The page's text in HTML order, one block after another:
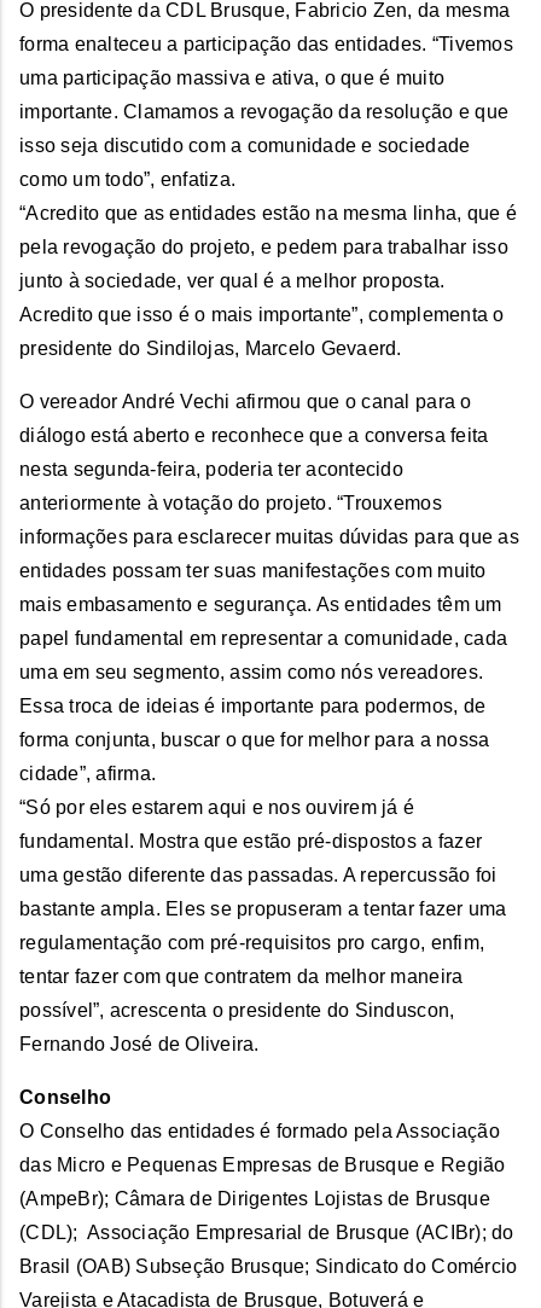
O presidente da CDL Brusque, Fabricio Zen, da mesma
forma enalteceu a participação das entidades. “Tivemos
uma participação massiva e ativa, o que é muito
importante. Clamamos a revogação da resolução e que
isso seja discutido com a comunidade e sociedade
como um todo”, enfatiza.
“Acredito que as entidades estão na mesma linha, que é
pela revogação do projeto, e pedem para trabalhar isso
junto à sociedade, ver qual é a melhor proposta.
Acredito que isso é o mais importante”, complementa o
presidente do Sindilojas, Marcelo Gevaerd.
O vereador André Vechi afirmou que o canal para o
diálogo está aberto e reconhece que a conversa feita
nesta segunda-feira, poderia ter acontecido
anteriormente à votação do projeto. “Trouxemos
informações para esclarecer muitas dúvidas para que as
entidades possam ter suas manifestações com muito
mais embasamento e segurança. As entidades têm um
papel fundamental em representar a comunidade, cada
uma em seu segmento, assim como nós vereadores.
Essa troca de ideias é importante para podermos, de
forma conjunta, buscar o que for melhor para a nossa
cidade”, afirma.
“Só por eles estarem aqui e nos ouvirem já é
fundamental. Mostra que estão pré-dispostos a fazer
uma gestão diferente das passadas. A repercussão foi
bastante ampla. Eles se propuseram a tentar fazer uma
regulamentação com pré-requisitos pro cargo, enfim,
tentar fazer com que contratem da melhor maneira
possível”, acrescenta o presidente do Sinduscon,
Fernando José de Oliveira.
Conselho
O Conselho das entidades é formado pela Associação
das Micro e Pequenas Empresas de Brusque e Região
(AmpeBr); Câmara de Dirigentes Lojistas de Brusque
(CDL); Associação Empresarial de Brusque (ACIBr); do
Brasil (OAB) Subseção Brusque; Sindicato do Comércio
Varejista e Atacadista de Brusque, Botuverá e